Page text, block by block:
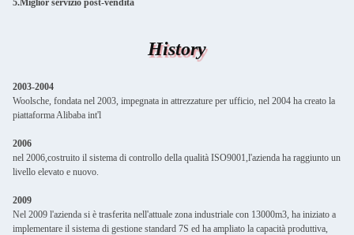
5.Miglior servizio post-vendita
History
2003-2004
Woolsche, fondata nel 2003, impegnata in attrezzature per ufficio, nel 2004 ha creato la
piattaforma Alibaba int'l
2006
nel 2006,costruito il sistema di controllo della qualità ISO9001,l'azienda ha raggiunto un
livello elevato e nuovo.
2009
Nel 2009 l'azienda si è trasferita nell'attuale zona industriale con 13000m3, ha iniziato a
implementare il sistema di gestione standard 7S ed ha ampliato la capacità produttiva,